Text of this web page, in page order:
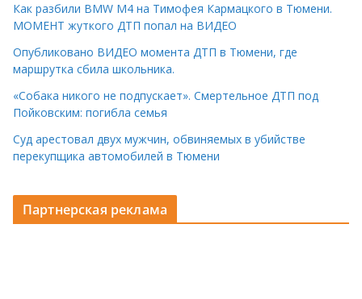
Как разбили BMW M4 на Тимофея Кармацкого в Тюмени.
МОМЕНТ жуткого ДТП попал на ВИДЕО
Опубликовано ВИДЕО момента ДТП в Тюмени, где
маршрутка сбила школьника.
«Собака никого не подпускает». Смертельное ДТП под
Пойковским: погибла семья
Суд арестовал двух мужчин, обвиняемых в убийстве
перекупщика автомобилей в Тюмени
Партнерская реклама